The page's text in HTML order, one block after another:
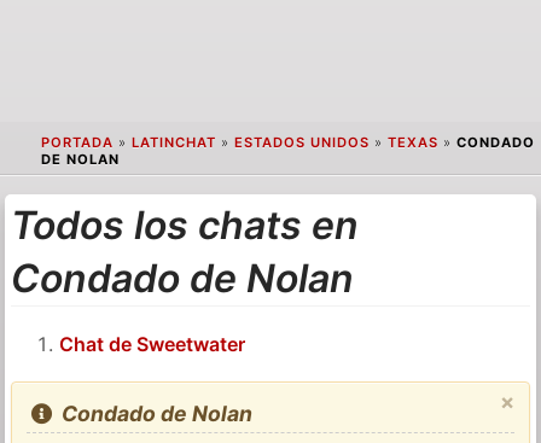
PORTADA » LATINCHAT » ESTADOS UNIDOS » TEXAS » CONDADO
DE NOLAN
Todos los chats en
Condado de Nolan
Chat de Sweetwater
×
Condado de Nolan